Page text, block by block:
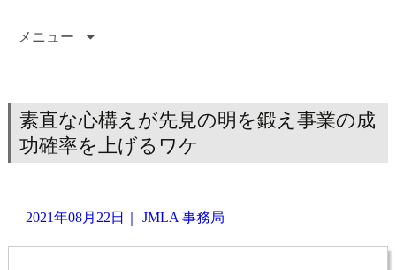
メニュー
素直な心構えが先見の明を鍛え事業の成
功確率を上げるワケ
2021年08月22日 JMLA 事務局